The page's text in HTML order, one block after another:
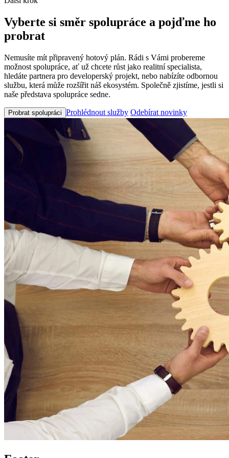
Vyberte si směr spolupráce a pojďme ho
probrat
Nemusíte mít připravený hotový plán. Rádi s Vámi probereme
možnost spolupráce, ať už chcete růst jako realitní specialista,
hledáte partnera pro developerský projekt, nebo nabízíte odbornou
službu, která může rozšířit náš ekosystém. Společně zjistíme, jestli si
naše představa spolupráce sedne.
Probrat spolupráci Prohlédnout služby Odebírat novinky